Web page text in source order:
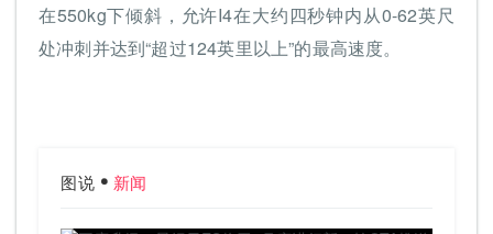
在550kg下倾斜，允许I4在大约四秒钟内从0-62英尺
处冲刺并达到“超过124英里以上”的最高速度。
图说 新闻